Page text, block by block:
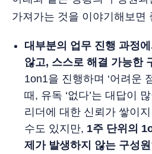
가져가는 것을 이야기해보면
대부분의 업무 진행 과정
않고, 스스로 해결 가능한
1on1을 진행하며 ‘어려운
때, 유독 ‘없다’는 대답이
리더에 대한 신뢰가 쌓이
수도 있지만, 1주 단위의
제가 발생하지 않는 구성원